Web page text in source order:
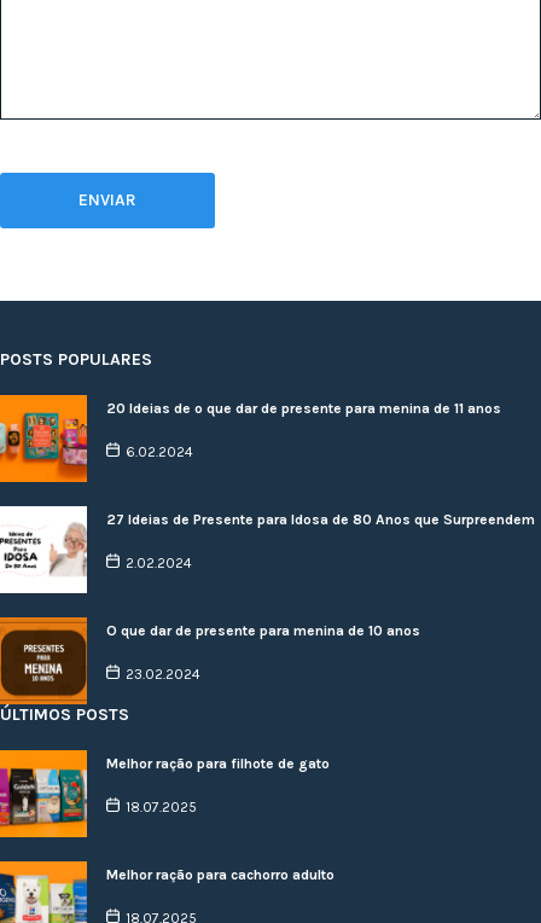
POSTS POPULARES
20 Ideias de o que dar de presente para menina de 11 anos
6.02.2024
27 Ideias de Presente para Idosa de 80 Anos que Surpreendem
2.02.2024
O que dar de presente para menina de 10 anos
23.02.2024
ÚLTIMOS POSTS
Melhor ração para filhote de gato
18.07.2025
Melhor ração para cachorro adulto
18.07.2025